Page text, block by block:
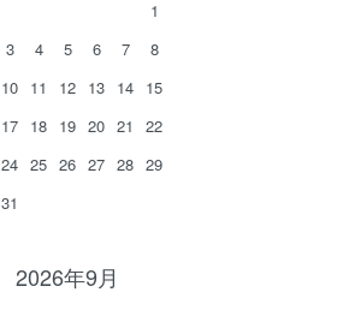
1
3 4 5 6 7
8
10 11 12 13 14 15
17 18 19 20 21
22
24 25 26 27 28 29
31
2026年9月